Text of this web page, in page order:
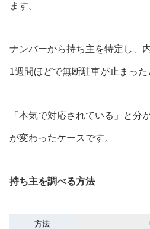
ます。
ナンバーから持ち主を特定し、
1週間ほどで無断駐車が止まった
「本気で対応されている」と分
が変わったケースです。
持ち主を調べる方法
方法